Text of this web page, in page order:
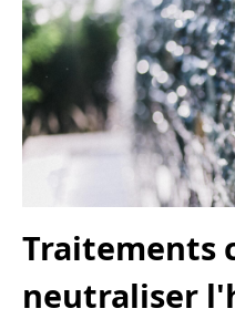
Traitements
neutraliser